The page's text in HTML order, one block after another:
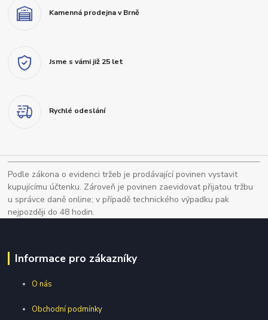
Kamenná prodejna v Brně
Jsme s vámi již 25 let
Rychlé odeslání
Podle zákona o evidenci tržeb je prodávající povinen vystavit
kupujícímu účtenku. Zároveň je povinen zaevidovat přijatou tržbu
u správce daně online; v případě technického výpadku pak
nejpozději do 48 hodin.
Informace pro zákazníky
O nás
Obchodní podmínky